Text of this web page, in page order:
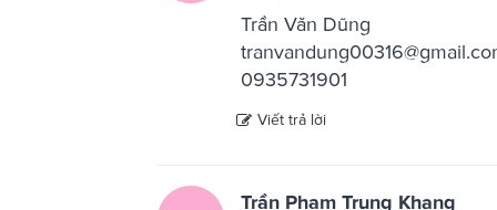
Trần Văn Dũng
0935731901
Viết trả lời
Trần Phạm Trung Khang